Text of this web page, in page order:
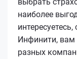
наиболее
Инфинити, вам
разных